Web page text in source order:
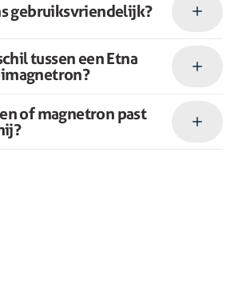
gebruiksvriendelijk?
tussen een Etna
of magnetron past